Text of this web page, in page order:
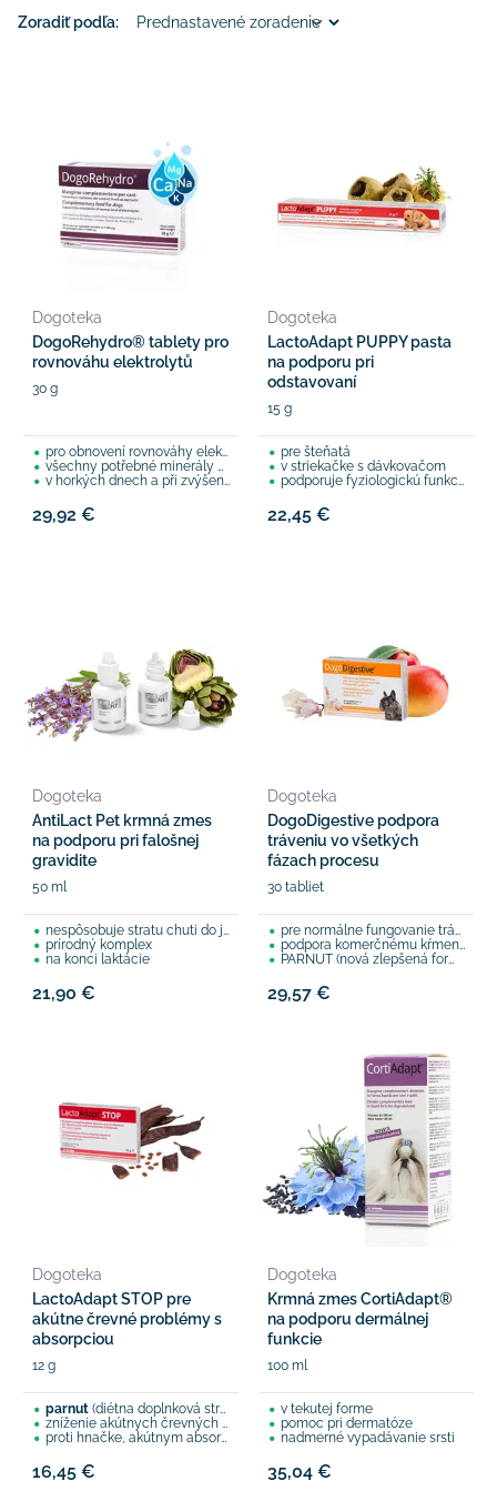
Zoradiť podľa:
Dogoteka
DogoRehydro® tablety pro
rovnováhu elektrolytů
30 g
pro obnovení rovnováhy elektrolytů
všechny potřebné minerály a vitamíny
v horkých dnech a při zvýšené fyzické aktivitě
29,92 €
Dogoteka
LactoAdapt PUPPY pasta
na podporu pri
odstavovaní
15 g
pre šteňatá
v striekačke s dávkovačom
podporuje fyziologickú funkciu čriev
22,45 €
Dogoteka
AntiLact Pet krmná zmes
na podporu pri falošnej
gravidite
50 ml
nespôsobuje stratu chuti do jedla
prírodný komplex
na konci laktácie
21,90 €
Dogoteka
DogoDigestive podpora
tráveniu vo všetkých
fázach procesu
30 tabliet
pre normálne fungovanie trávenia vo všetkých fázach
podpora komerčnému kŕmeniu: granule, konzervy
PARNUT (nová zlepšená formulácia)
29,57 €
Dogoteka
LactoAdapt STOP pre
akútne črevné problémy s
absorpciou
12 g
parnut (diétna doplnková strava)
zníženie akútnych črevných problémov
proti hnačke, akútnym absorpčným problémom
16,45 €
Dogoteka
Krmná zmes CortiAdapt®
na podporu dermálnej
funkcie
100 ml
v tekutej forme
pomoc pri dermatóze
nadmerné vypadávanie srsti
35,04 €